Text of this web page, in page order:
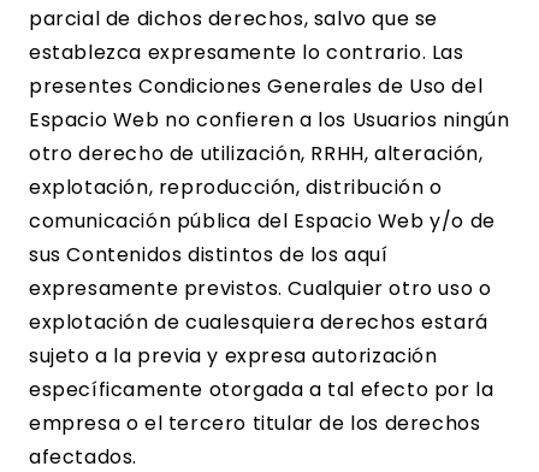
parcial de dichos derechos, salvo que se
establezca expresamente lo contrario. Las
presentes Condiciones Generales de Uso del
Espacio Web no confieren a los Usuarios ningún
otro derecho de utilización, RRHH, alteración,
explotación, reproducción, distribución o
comunicación pública del Espacio Web y/o de
sus Contenidos distintos de los aquí
expresamente previstos. Cualquier otro uso o
explotación de cualesquiera derechos estará
sujeto a la previa y expresa autorización
específicamente otorgada a tal efecto por la
empresa o el tercero titular de los derechos
afectados.